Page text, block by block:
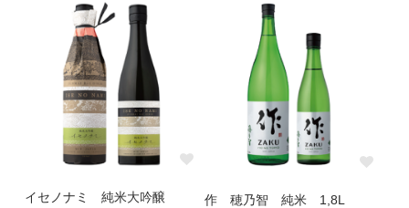
イセノナミ 純米大吟醸
作 穂乃智 純米 1,8L